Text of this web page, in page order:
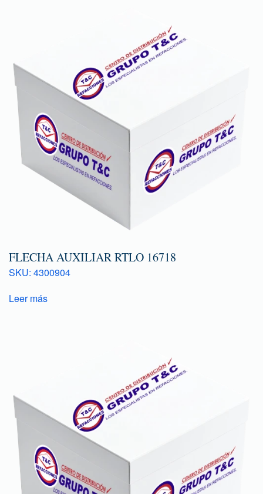
FLECHA AUXILIAR RTLO 16718
SKU: 4300904
Leer más